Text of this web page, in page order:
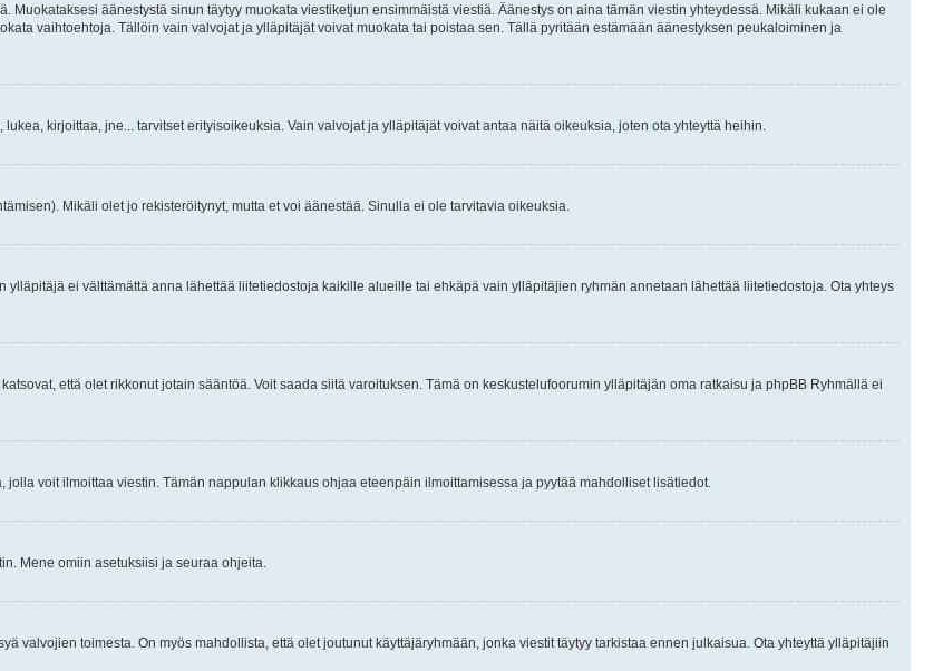
äänestystä sinun täytyy muokata viestiketjun ensimmäistä viestiä. Äänestys on aina tämän viestin yhteydessä. Mikäli kukaan ei ole
vaihtoehtoja. Tällöin vain valvojat ja ylläpitäjät voivat muokata tai poistaa sen. Tällä pyritään estämään äänestyksen peukaloiminen ja
kirjoittaa, jne... tarvitset erityisoikeuksia. Vain valvojat ja ylläpitäjät voivat antaa näitä oikeuksia, joten ota yhteyttä heihin.
Mikäli olet jo rekisteröitynyt, mutta et voi äänestää. Sinulla ei ole tarvitavia oikeuksia.
ei välttämättä anna lähettää liitetiedostoja kaikille alueille tai ehkäpä vain ylläpitäjien ryhmän annetaan lähettää liitetiedostoja. Ota yhteys
että olet rikkonut jotain sääntöä. Voit saada siitä varoituksen. Tämä on keskustelufoorumin ylläpitäjän oma ratkaisu ja phpBB Ryhmällä ei
voit ilmoittaa viestin. Tämän nappulan klikkaus ohjaa eteenpäin ilmoittamisessa ja pyytää mahdolliset lisätiedot.
Mene omiin asetuksiisi ja seuraa ohjeita.
valvojien toimesta. On myös mahdollista, että olet joutunut käyttäjäryhmään, jonka viestit täytyy tarkistaa ennen julkaisua. Ota yhteyttä ylläpitäjiin